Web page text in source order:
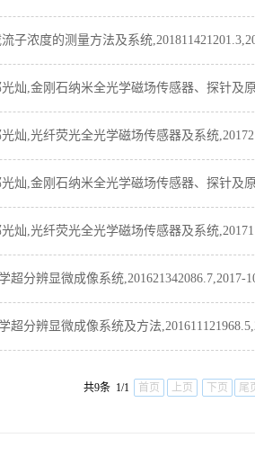
子浓度的测量方法及系统
灿,金刚石纳米全光学磁场传感器、探针及原
灿,光纤荧光全光学磁场传感器及系统
灿,金刚石纳米全光学磁场传感器、探针及原
灿,光纤荧光全光学磁场传感器及系统
分辨显微成像系统,201621342086.7,2017-
超分辨显微成像系统及方法
共9条 1/1 首页 上页 下页 尾